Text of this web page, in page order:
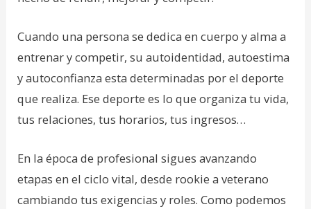
Cuando una persona se dedica en cuerpo y alma a
entrenar y competir, su autoidentidad, autoestima
y autoconfianza esta determinadas por el deporte
que realiza. Ese deporte es lo que organiza tu vida,
tus relaciones, tus horarios, tus ingresos…
En la época de profesional sigues avanzando
etapas en el ciclo vital, desde rookie a veterano
cambiando tus exigencias y roles. Como podemos